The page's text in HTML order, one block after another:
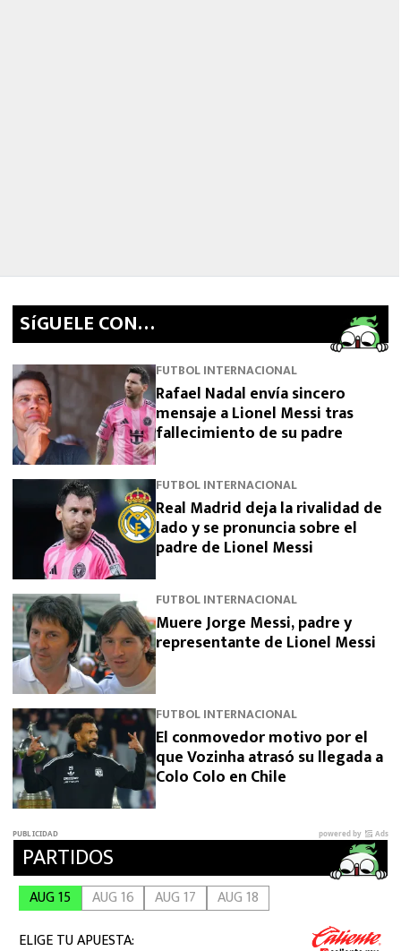
SíGUELE CON…
FUTBOL INTERNACIONAL
Rafael Nadal envía sincero
mensaje a Lionel Messi tras
fallecimiento de su padre
FUTBOL INTERNACIONAL
Real Madrid deja la rivalidad de
lado y se pronuncia sobre el
padre de Lionel Messi
FUTBOL INTERNACIONAL
Muere Jorge Messi, padre y
representante de Lionel Messi
FUTBOL INTERNACIONAL
El conmovedor motivo por el
que Vozinha atrasó su llegada a
Colo Colo en Chile